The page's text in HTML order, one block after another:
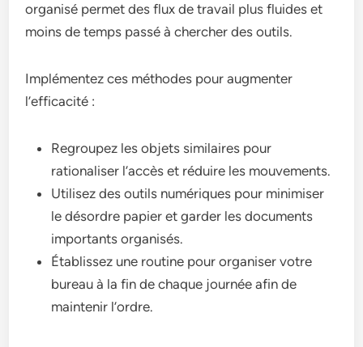
organisé permet des flux de travail plus fluides et
moins de temps passé à chercher des outils.
Implémentez ces méthodes pour augmenter
l’efficacité :
Regroupez les objets similaires pour
rationaliser l’accès et réduire les mouvements.
Utilisez des outils numériques pour minimiser
le désordre papier et garder les documents
importants organisés.
Établissez une routine pour organiser votre
bureau à la fin de chaque journée afin de
maintenir l’ordre.